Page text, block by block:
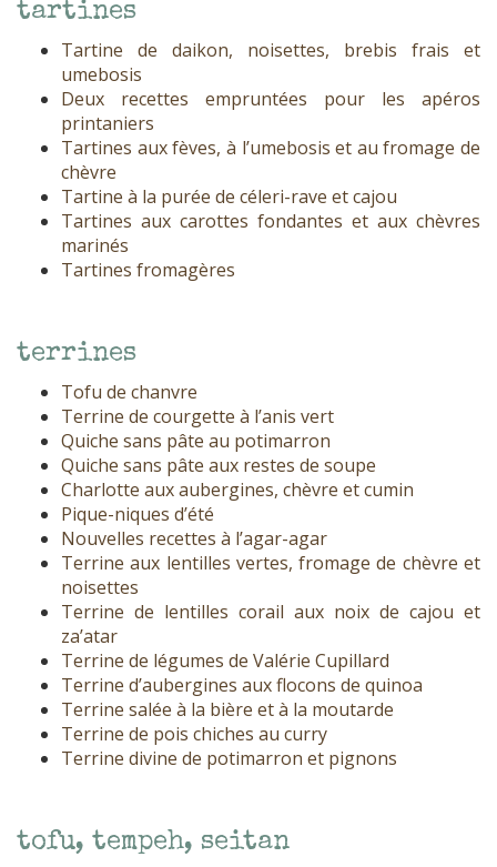
tartines
Tartine de daikon, noisettes, brebis frais et
umebosis
Deux recettes empruntées pour les apéros
printaniers
Tartines aux fèves, à l’umebosis et au fromage de
chèvre
Tartine à la purée de céleri-rave et cajou
Tartines aux carottes fondantes et aux chèvres
marinés
Tartines fromagères
terrines
Tofu de chanvre
Terrine de courgette à l’anis vert
Quiche sans pâte au potimarron
Quiche sans pâte aux restes de soupe
Charlotte aux aubergines, chèvre et cumin
Pique-niques d’été
Nouvelles recettes à l’agar-agar
Terrine aux lentilles vertes, fromage de chèvre et
noisettes
Terrine de lentilles corail aux noix de cajou et
za’atar
Terrine de légumes de Valérie Cupillard
Terrine d’aubergines aux flocons de quinoa
Terrine salée à la bière et à la moutarde
Terrine de pois chiches au curry
Terrine divine de potimarron et pignons
tofu, tempeh, seitan